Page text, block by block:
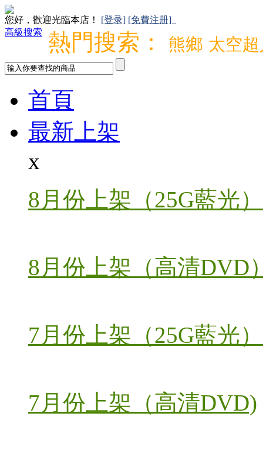
您好，歡迎光臨本店！ [登录] [免費注册]
高級搜索
熱門搜索： 熊鄉 太空
首頁
最新上架
x
8月份上架（25G藍光）
8月份上架（高清DVD
7月份上架（25G藍光）
7月份上架（高清DVD)